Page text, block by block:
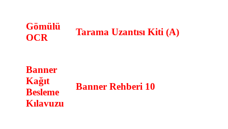
Gömülü
OCR
Tarama Uzantısı Kiti (A)
Banner
Kağıt
Besleme
Kılavuzu
Banner Rehberi 10